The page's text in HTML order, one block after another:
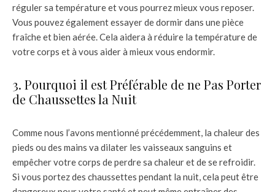
réguler sa température et vous pourrez mieux vous reposer.
Vous pouvez également essayer de dormir dans une pièce
fraîche et bien aérée. Cela aidera à réduire la température de
votre corps et à vous aider à mieux vous endormir.
3. Pourquoi il est Préférable de ne Pas Porter
de Chaussettes la Nuit
Comme nous l’avons mentionné précédemment, la chaleur des
pieds ou des mains va dilater les vaisseaux sanguins et
empêcher votre corps de perdre sa chaleur et de se refroidir.
Si vous portez des chaussettes pendant la nuit, cela peut être